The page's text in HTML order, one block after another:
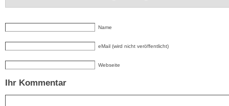
Name
eMail (wird nicht veröffentlicht)
Webseite
Ihr Kommentar